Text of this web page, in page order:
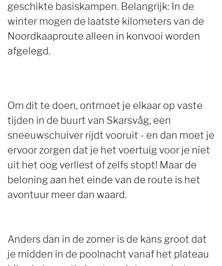
geschikte basiskampen. Belangrijk: In de
winter mogen de laatste kilometers van de
Noordkaaproute alleen in konvooi worden
afgelegd.
Om dit te doen, ontmoet je elkaar op vaste
tijden in de buurt van Skarsvåg, een
sneeuwschuiver rijdt vooruit - en dan moet je
ervoor zorgen dat je het voertuig voor je niet
uit het oog verliest of zelfs stopt! Maar de
beloning aan het einde van de route is het
avontuur meer dan waard.
Anders dan in de zomer is de kans groot dat
je midden in de poolnacht vanaf het plateau